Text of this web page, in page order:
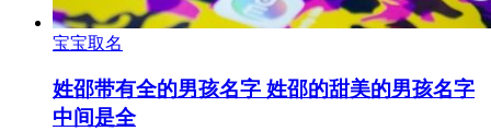
宝宝取名
姓邵带有全的男孩名字 姓邵的甜美的男孩名字
中间是全